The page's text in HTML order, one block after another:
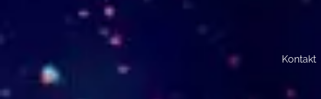
Kontakt